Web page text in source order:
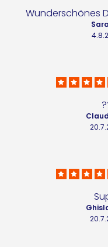
Wunderschönes